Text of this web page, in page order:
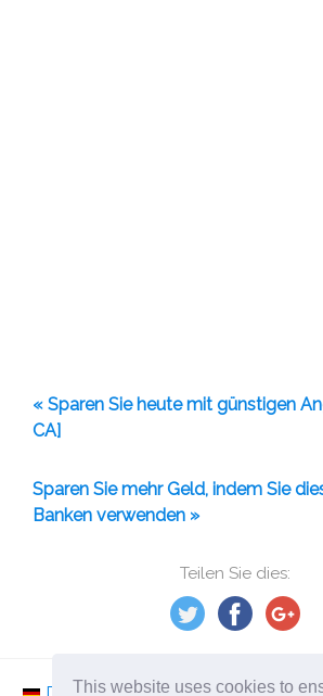
This website uses cookies to
Teilen Sie dies:
« Sparen Sie heute mit günstigen
CA]
Sparen Sie mehr Geld, indem Sie
Banken verwenden »